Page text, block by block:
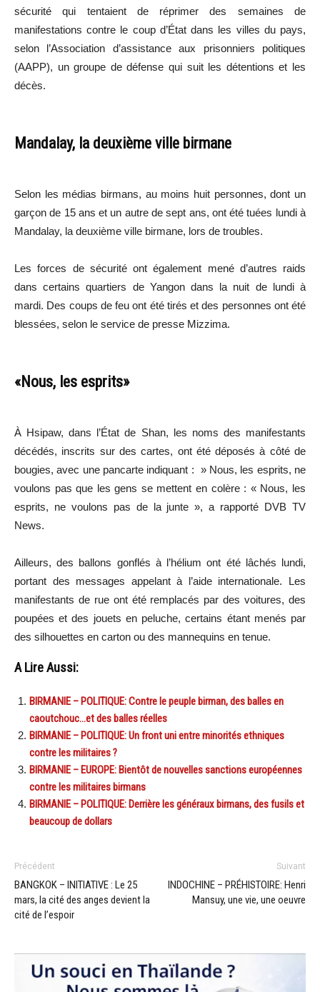
sécurité qui tentaient de réprimer des semaines de
manifestations contre le coup d’État dans les villes du pays,
selon l’Association d’assistance aux prisonniers politiques
(AAPP), un groupe de défense qui suit les détentions et les
décès.
Mandalay, la deuxième ville birmane
Selon les médias birmans, au moins huit personnes, dont un
garçon de 15 ans et un autre de sept ans, ont été tuées lundi à
Mandalay, la deuxième ville birmane, lors de troubles.
Les forces de sécurité ont également mené d’autres raids
dans certains quartiers de Yangon dans la nuit de lundi à
mardi. Des coups de feu ont été tirés et des personnes ont été
blessées, selon le service de presse Mizzima.
«Nous, les esprits»
À Hsipaw, dans l’État de Shan, les noms des manifestants
décédés, inscrits sur des cartes, ont été déposés à côté de
bougies, avec une pancarte indiquant : » Nous, les esprits, ne
voulons pas que les gens se mettent en colère : « Nous, les
esprits, ne voulons pas de la junte », a rapporté DVB TV
News.
Ailleurs, des ballons gonflés à l’hélium ont été lâchés lundi,
portant des messages appelant à l’aide internationale. Les
manifestants de rue ont été remplacés par des voitures, des
poupées et des jouets en peluche, certains étant menés par
des silhouettes en carton ou des mannequins en tenue.
A Lire Aussi:
BIRMANIE – POLITIQUE: Contre le peuple birman, des balles en
caoutchouc…et des balles réelles
BIRMANIE – POLITIQUE: Un front uni entre minorités ethniques
contre les militaires ?
BIRMANIE – EUROPE: Bientôt de nouvelles sanctions européennes
contre les militaires birmans
BIRMANIE – POLITIQUE: Derrière les généraux birmans, des fusils et
beaucoup de dollars
Précédent
BANGKOK – INITIATIVE : Le 25
mars, la cité des anges devient la
cité de l’espoir
Suivant
INDOCHINE – PRÉHISTOIRE: Henri
Mansuy, une vie, une oeuvre